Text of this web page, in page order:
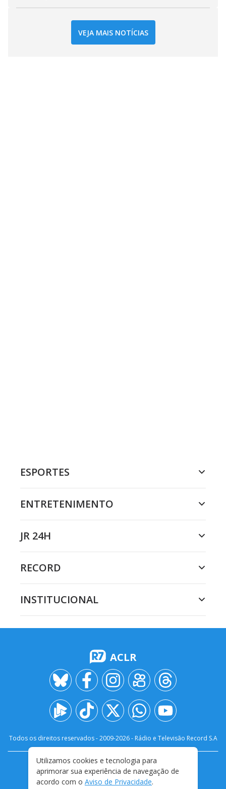
VEJA MAIS NOTÍCIAS
ESPORTES
ENTRETENIMENTO
JR 24H
RECORD
INSTITUCIONAL
ACLR
Todos os direitos reservados - 2009-2026- Rádio e Televisão Record S.A
FALE CONOSCO
PRIVACIDADE
TERMOS E CONDIÇÕES DE USO
Utilizamos cookies e tecnologia para
aprimorar sua experiência de navegação de
acordo com o Aviso de Privacidade.